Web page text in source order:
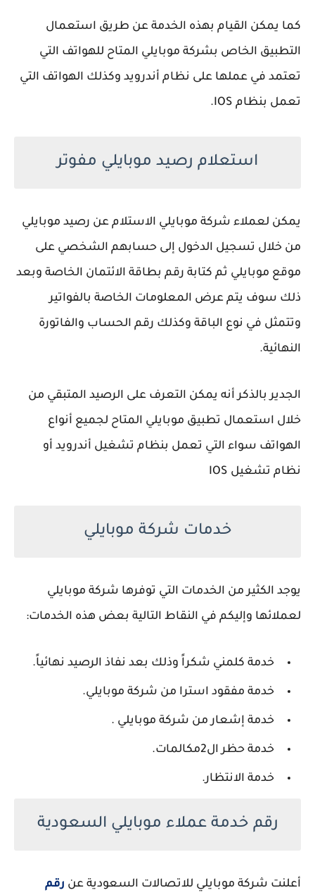
كما يمكن القيام بهذه الخدمة عن طريق استعمال
التطبيق الخاص بشركة موبايلي المتاح للهواتف التي
تعتمد في عملها على نظام أندرويد وكذلك الهواتف التي
تعمل بنظام IOS.
استعلام رصيد موبايلي مفوتر
يمكن لعملاء شركة موبايلي الاستلام عن رصيد موبايلي
من خلال تسجيل الدخول إلى حسابهم الشخصي على
موقع موبايلي ثم كتابة رقم بطاقة الائتمان الخاصة وبعد
ذلك سوف يتم عرض المعلومات الخاصة بالفواتير
وتتمثل في نوع الباقة وكذلك رقم الحساب والفاتورة
النهائية.
الجدير بالذكر أنه يمكن التعرف على الرصيد المتبقي من
خلال استعمال تطبيق موبايلي المتاح لجميع أنواع
الهواتف سواء التي تعمل بنظام تشغيل أندرويد أو
نظام تشغيل IOS
خدمات شركة موبايلي
يوجد الكثير من الخدمات التي توفرها شركة موبايلي
لعملائها وإليكم في النقاط التالية بعض هذه الخدمات:
خدمة كلمني شكراً وذلك بعد نفاذ الرصيد نهائياً.
خدمة مفقود استرا من شركة موبايلي.
خدمة إشعار من شركة موبايلي .
خدمة حظر ال2مكالمات.
خدمة الانتظار.
رقم خدمة عملاء موبايلي السعودية
أعلنت شركة موبايلي للاتصالات السعودية عن رقم